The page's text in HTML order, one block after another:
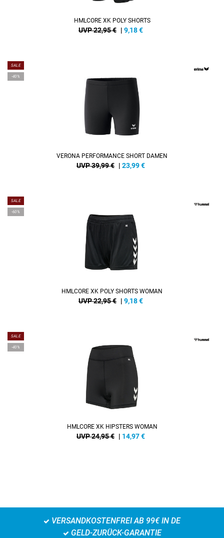
HMLCORE XK POLY SHORTS
UVP 22,95 € | 9,18€
SALE
-40%
VERONA PERFORMANCE SHORT DAMEN
UVP 39,99 € | 23,99€
SALE
-60%
HMLCORE XK POLY SHORTS WOMAN
UVP 22,95 € | 9,18€
SALE
-40%
HMLCORE XK HIPSTERS WOMAN
UVP 24,95 € | 14,97€
VERSANDKOSTENFREI AB 99€ IN DE
GELD-ZURÜCK-GARANTIE